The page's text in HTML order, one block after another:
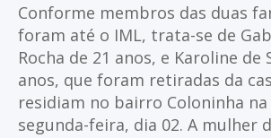
Conforme membros das duas
foram até o IML, trata-se de
Rocha de 21 anos, e Karoline de
anos, que foram retiradas da
residiam no bairro Coloninha
segunda-feira, dia 02. A mulher